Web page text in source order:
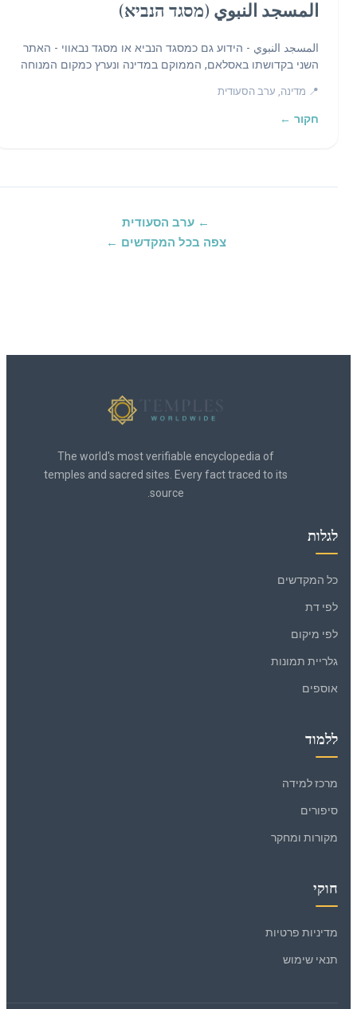
المسجد النبوي (מסגד הנביא)
المسجد النبوي - הידוע גם כמסגד הנביא או מסגד נבאווי - האתר
השני בקדושתו באסלאם, הממוקם במדינה ונערץ כמקום המנוחה
📍 מדינה, ערב הסעודית
חקור ←
← ערב הסעודית
צפה בכל המקדשים ←
The world's most verifiable encyclopedia of
temples and sacred sites. Every fact traced to its
source.
לגלות
כל המקדשים
לפי דת
לפי מיקום
גלריית תמונות
אוספים
ללמוד
מרכז למידה
סיפורים
מקורות ומחקר
חוקי
מדיניות פרטיות
תנאי שימוש